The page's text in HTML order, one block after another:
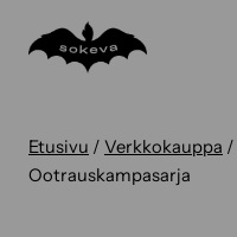
sisältöön
Etusivu / Verkkokauppa /
Ootrauskampasarja